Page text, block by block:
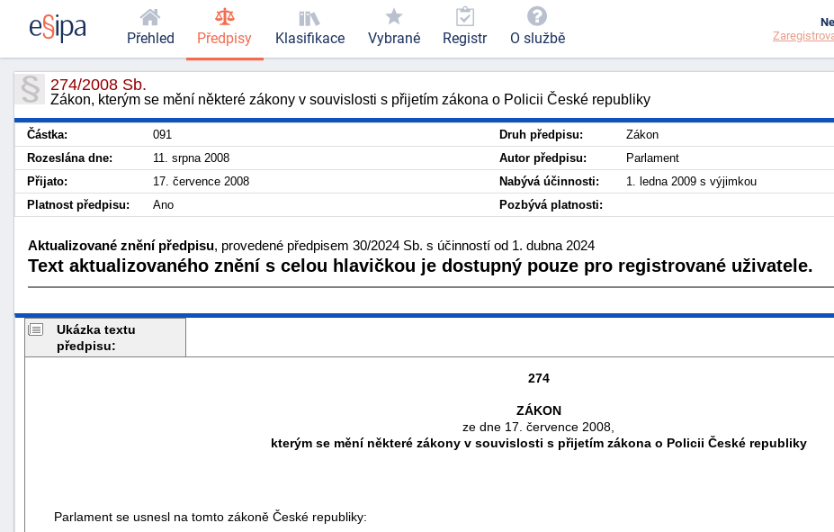
274/2008 Sb.
Zákon, kterým se mění některé zákony v souvislosti s přijetím zákona o Policii České republiky
Částka: 091 Druh předpisu:
Zákon
Rozeslána dne:
11. srpna 2008 Autor předpisu:
Parlament
Přijato:
17. července 2008 Nabývá účinnosti:
1. ledna 2009 s výjimkou
Platnost předpisu:
Ano Pozbývá platnosti:
Aktualizované znění předpisu, provedené předpisem 30/2024 Sb. s účinností od 1. dubna 2024
Text aktualizovaného znění s celou hlavičkou je dostupný pouze pro registrované uživatele.
Ukázka textu
předpisu:
274
ZÁKON
ze dne 17. července 2008,
kterým se mění některé zákony v souvislosti s přijetím zákona o Policii České republiky
Parlament se usnesl na tomto zákoně České republiky:
Přehled Předpisy Klasifikace Vybrané Registr O službě